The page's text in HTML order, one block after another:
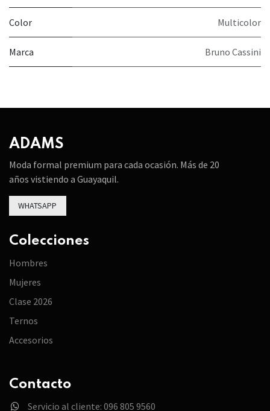
Color Multicolor
Marca Bruno Cassini
ADAMS
Moda formal premium para cada ocasión. Más de 20
años vistiendo a Guayaquil.
WHATSAPP
Colecciones
Hombres
Mujeres
Clase 2026
Ternos
Accesorios
Contacto
Servicio al cliente: 096 805 9560